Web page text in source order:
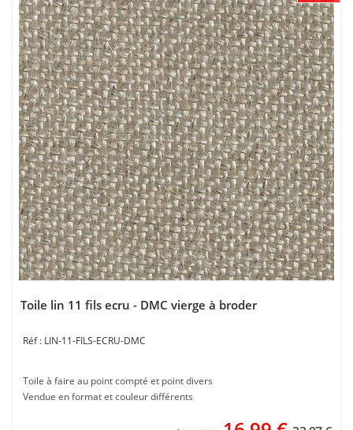
Toile lin 11 fils ecru - DMC vierge à broder
LIN-11-FILS-ECRU-DMC
Toile à faire au point compté et point divers
Vendue en format et couleur différents